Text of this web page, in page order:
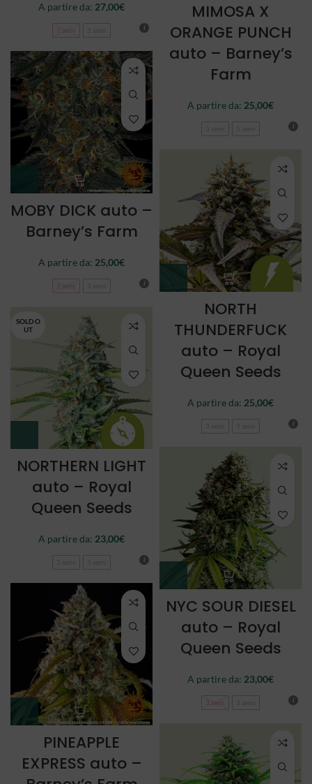
A partire da: 27,00€
3 semi
MIMOSA X
ORANGE PUNCH
auto – Barney’s
Farm
A partire da: 25,00€
MOBY DICK auto –
Barney’s Farm
A partire da: 25,00€
3 semi
NORTH
THUNDERFUCK
auto – Royal
Queen Seeds
A partire da: 25,00€
SOLD O
UT
NORTHERN LIGHT
auto – Royal
Queen Seeds
A partire da: 23,00€
NYC SOUR DIESEL
auto – Royal
Queen Seeds
A partire da: 23,00€
3 semi
PINEAPPLE
EXPRESS auto –